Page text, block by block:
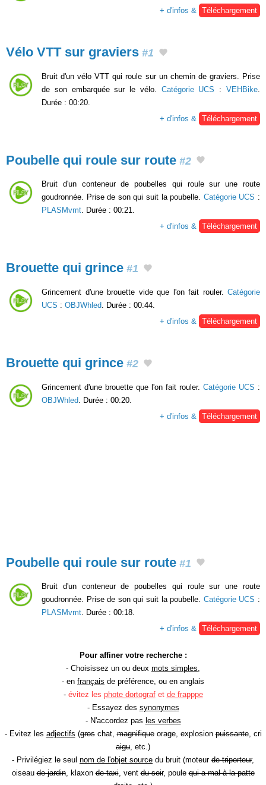
+ d'infos &
Téléchargement
Vélo VTT sur graviers #1
Bruit d'un vélo VTT qui roule sur un chemin de graviers. Prise
de son embarquée sur le vélo. Catégorie UCS :VEHBike
Durée : 00:20.
+ d'infos &
Téléchargement
Poubelle qui roule sur route #2
Bruit d'un conteneur de poubelles qui roule sur une route
goudronnée. Prise de son qui suit la poubelle. Catégorie UCS :
PLASMvmt. Durée : 00:21.
+ d'infos & Téléchargement
Brouette qui grince #1
Grincement d'une brouette vide que l'on fait rouler. Catégorie
UCS : OBJWhled . Durée : 00:44.
+ d'infos &
Téléchargement
Brouette qui grince #2
Grincement d'une brouette que l'on fait rouler. Catégorie UCS :
OBJWhled . Durée : 00:20.
+ d'infos &
Téléchargement
Poubelle qui roule sur route #1
Bruit d'un conteneur de poubelles qui roule sur une route
goudronnée. Prise de son qui suit la poubelle. Catégorie UCS :
PLASMvmt. Durée : 00:18.
+ d'infos & Téléchargement
Pour affiner votre recherche :
- Choisissez un ou deux mots simples,
- en français de préférence, ou en anglais
- évitez les phote dortografet de frapppe
- Essayez des synonymes
- N'accordez pas les verbes
- Evitez les adjectifs (groschat,magnifiqueorage, explosionpuissante, cri
aigu, etc.)
- Privilégiez le seul nom de l'objet source du bruit (moteur de triporteur,
oiseaude jardin, klaxonde taxi, ventdu soir, poulequi a mal à la patte